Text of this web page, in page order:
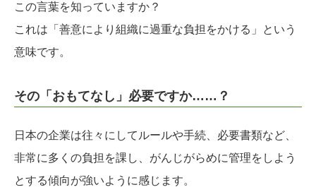
この言葉を知っていますか？
これは「善意により組織に過重な負担をかける」という
意味です。
その「おもてなし」必要ですか……？
日本の企業は往々にしてルールや手続、必要書類など、
非常に多くの負担を課し、がんじがらめに管理をしよう
とする傾向が強いように感じます。